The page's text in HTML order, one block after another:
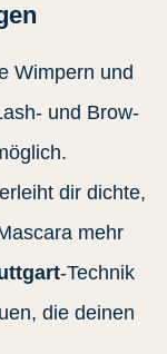
Wimpern und
und Brow-
dir dichte,
mehr
-Technik
die deinen